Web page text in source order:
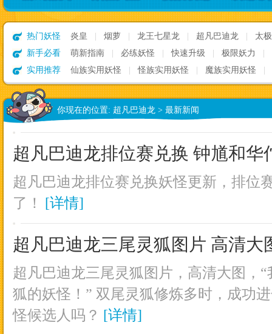
热门妖怪 炎皇 烟萝 龙王七星龙 超凡巴迪龙
太
新手必看
萌新指南 必练妖怪 快速升级 极限妖力
实用推荐
仙族实用妖怪 怪族实用妖怪 魔族实用妖怪
你现在的位置: 超凡巴迪龙 > 最新新闻
超凡巴迪龙排位赛兑换 钟馗和华
超凡巴迪龙排位赛兑换妖怪更新，排位
了！
[详情]
超凡巴迪龙三尾灵狐图片 高清大
超凡巴迪龙三尾灵狐图片，高清大图，
狐的妖怪！” 双尾灵狐修炼多时，成功
怪候选人吗？ [详情]